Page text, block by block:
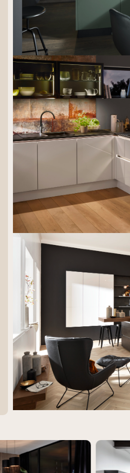
uiteraard is het goed
opgelost.
Ook bij de montage van de
keuken verliep alles goed een
de monteur straalde rust en
vakmanschap uit.
Kort maar krachtig — super
kwaliteit en top service van
Nolte keukens Enschede. —
Ik zou iedereen aanbevelen
om hier een keuken ( of
badkamer) te kopen.